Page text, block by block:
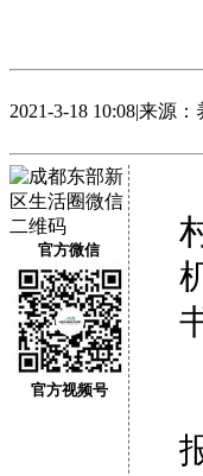
2021-3-18 10:08|来源：
官方微信
官方视频号